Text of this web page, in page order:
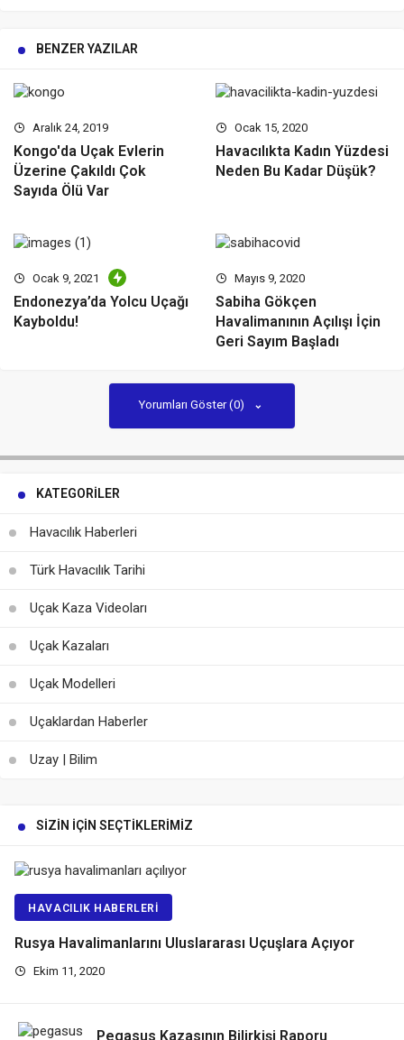
BENZER YAZILAR
Aralık 24, 2019
Kongo′da Uçak Evlerin
Üzerine Çakıldı Çok
Sayıda Ölü Var
Ocak 15, 2020
Havacılıkta Kadın Yüzdesi
Neden Bu Kadar Düşük?
Ocak 9, 2021
Endonezya’da Yolcu Uçağı
Kayboldu!
Mayıs 9, 2020
Sabiha Gökçen
Havalimanının Açılışı İçin
Geri Sayım Başladı
Yorumları Göster (0)
KATEGORILER
Havacılık Haberleri
Türk Havacılık Tarihi
Uçak Kaza Videoları
Uçak Kazaları
Uçak Modelleri
Uçaklardan Haberler
Uzay | Bilim
SIZIN İÇIN SEÇTIKLERIMIZ
HAVACILIK HABERLERI
Rusya Havalimanlarını Uluslararası Uçuşlara Açıyor
Ekim 11, 2020
Pegasus Kazasının Bilirkişi Raporu